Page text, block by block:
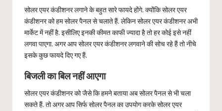
सोलर एयर कंडीशनर लगाने के बहुत सारे फायदे होंगे. क्योंकि सोलर एयर
कंडीशनर को हम सोलर पैनल से चलाते हैं. लेकिन सोलर एयर कंडीशनर अभी
मार्केट में नहीं है. इसीलिए इनकी कीमत काफी ज्यादा है तो हर कोई इसे नहीं
लगवा पाएगा. अगर आप सोलर एयर कंडीशनर लगवाने की सोच रहे हैं तो नीचे
इसके कुछ फायदे दिए गए हैं.
बिजली का बिल नहीं आएगा
सोलर एयर कंडीशनर को जैसे कि हमने बताया अब सोलर पैनल से भी चला
सकते हैं. तो अगर आप सिर्फ सोलर पैनल का उपयोग करके सोलर एयर